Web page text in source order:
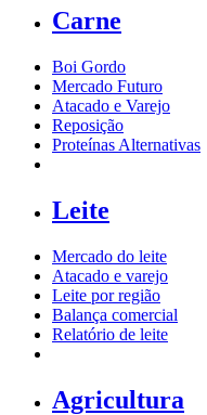
Carne
Boi Gordo
Mercado Futuro
Atacado e Varejo
Reposição
Proteínas Alternativas
Leite
Mercado do leite
Atacado e varejo
Leite por região
Balança comercial
Relatório de leite
Agricultura